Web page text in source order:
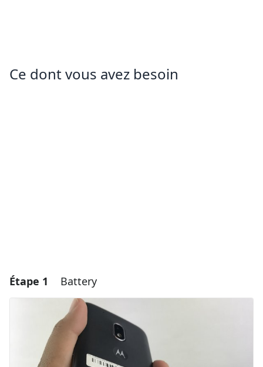
Ce dont vous avez besoin
Étape 1 Battery